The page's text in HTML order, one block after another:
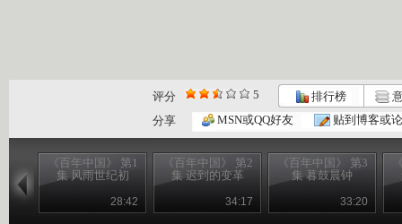
评分 5 排行榜
分享
MSN或QQ好友 贴到博客或
《百年中国》 第1
集 风雨世纪初
28:42
《百年中国》 第2
集 迟到的变革
34:17
《百年中国》 第3
集 暮鼓晨钟
33:20